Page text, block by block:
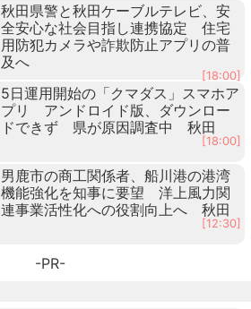
秋田県警と秋田ケーブルテレビ、安
全安心な社会目指し連携協定 住宅
用防犯カメラや詐欺防止アプリの普
及へ
[18:00]
5日運用開始の「クマダス」スマホア
プリ アンドロイド版、ダウンロー
ドできず 県が原因調査中 秋田
[18:00]
男鹿市の商工関係者、船川港の港湾
機能強化を知事に要望 洋上風力関
連事業活性化への役割向上へ 秋田
[12:30]
-PR-